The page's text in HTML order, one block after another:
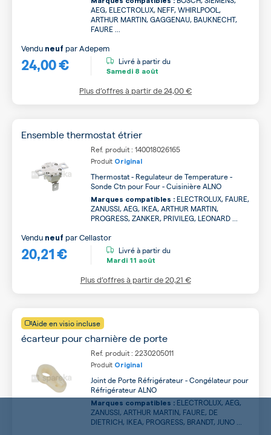
AEG, ELECTROLUX, NEFF, WHIRLPOOL,
ARTHUR MARTIN, GAGGENAU, BAUKNECHT,
FAURE ...
24,00 €
Vendu neuf parAdepem
Livré à partir du
Samedi 8 août
Plus d’offres à partir de24,00 €
Ensemble thermostat étrier
Ref. produit : 140018026165
Produit Original
Thermostat - Regulateur de Temperature -
Sonde Ctn pour Four - Cuisinière ALNO
Marques compatibles : ELECTROLUX, FAURE,
ZANUSSI, AEG, IKEA, ARTHUR MARTIN,
PROGRESS, ZANKER, PRIVILEG, LEONARD ...
20,21 €
Vendu neuf parCellastor
Livré à partir du
Mardi 11 août
Plus d’offres à partir de20,21 €
Aide en visio incluse
écarteur pour charnière de porte
Ref. produit : 2230205011
Produit Original
Joint de Porte Réfrigérateur - Congélateur pour
Réfrigérateur ALNO
Marques compatibles : ELECTROLUX, AEG,
ZANUSSI, ARTHUR MARTIN, FAURE, DE
DIETRICH, IKEA, PROGRESS, BRANDT, JUNO ...